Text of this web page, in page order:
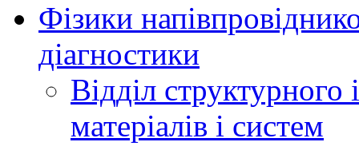
Фізики
діагностики
Відділ структурного
матеріалів і систем